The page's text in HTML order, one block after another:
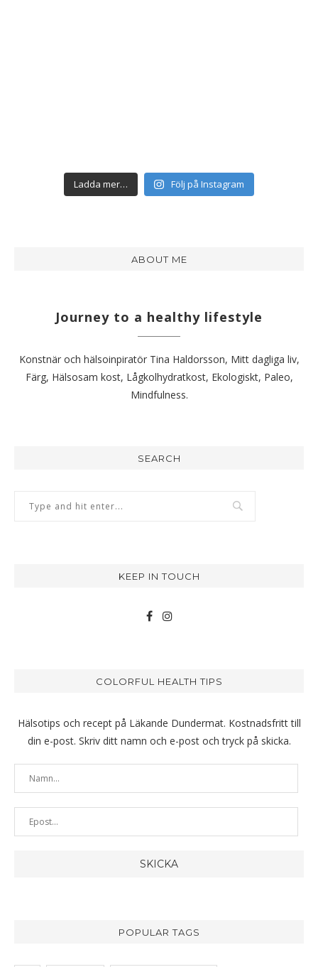
Ladda mer… Följ på Instagram
ABOUT ME
Journey to a healthy lifestyle
Konstnär och hälsoinpiratör Tina Haldorsson, Mitt dagliga liv,
Färg, Hälsosam kost, Lågkolhydratkost, Ekologiskt, Paleo,
Mindfulness.
SEARCH
KEEP IN TOUCH
COLORFUL HEALTH TIPS
Hälsotips och recept på Läkande Dundermat. Kostnadsfritt till
din e-post. Skriv ditt namn och e-post och tryck på skicka.
POPULAR TAGS